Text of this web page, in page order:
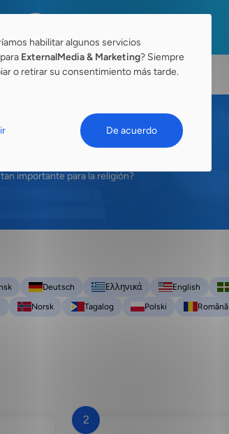
importante para la religión?
Deutsch Ελληνικά English
Norsk Tagalog Polski Română
2
habilitar algunos servicios
ExternalMedia & Marketing? Siempre
o retirar su consentimiento más tarde.
De acuerdo